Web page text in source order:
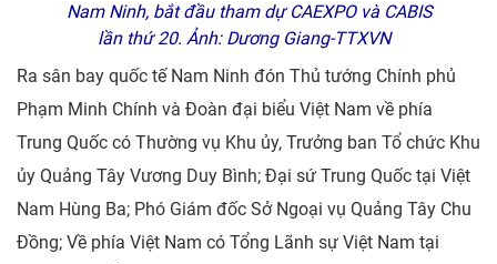
Nam Ninh, bắt đầu tham dự CAEXPO và CABIS
lần thứ 20. Ảnh: Dương Giang-TTXVN
Ra sân bay quốc tế Nam Ninh đón Thủ tướng Chính phủ
Phạm Minh Chính và Đoàn đại biểu Việt Nam về phía
Trung Quốc có Thường vụ Khu ủy, Trưởng ban Tổ chức Khu
ủy Quảng Tây Vương Duy Bình; Đại sứ Trung Quốc tại Việt
Nam Hùng Ba; Phó Giám đốc Sở Ngoại vụ Quảng Tây Chu
Đồng; Về phía Việt Nam có Tổng Lãnh sự Việt Nam tại